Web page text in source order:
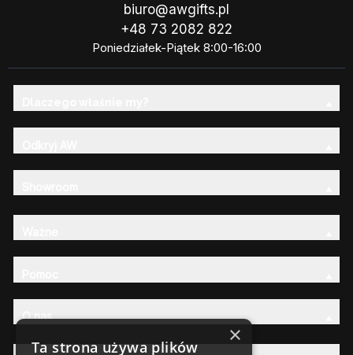
biuro@awgifts.pl
+48 73 2082 822
Poniedziałek-Piątek 8:00-16:00
O nas
×
Ta strona używa plików